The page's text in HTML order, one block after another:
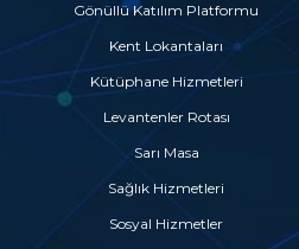
Gönüllü Katılım Platformu
Kent Lokantaları
Kütüphane Hizmetleri
Levantenler Rotası
Sarı Masa
Sağlık Hizmetleri
Sosyal Hizmetler